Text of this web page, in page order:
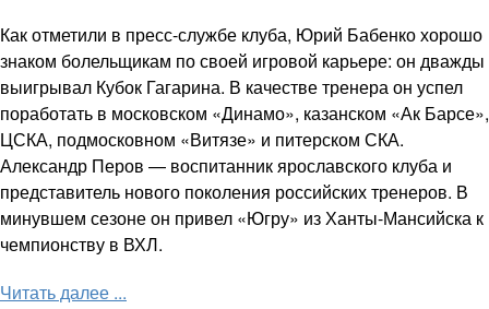
Как отметили в пресс-службе клуба, Юрий Бабенко хорошо
знаком болельщикам по своей игровой карьере: он дважды
выигрывал Кубок Гагарина. В качестве тренера он успел
поработать в московском «Динамо», казанском «Ак Барсе»,
ЦСКА, подмосковном «Витязе» и питерском СКА.
Александр Перов — воспитанник ярославского клуба и
представитель нового поколения российских тренеров. В
минувшем сезоне он привел «Югру» из Ханты-Мансийска к
чемпионству в ВХЛ.
Читать далее ...